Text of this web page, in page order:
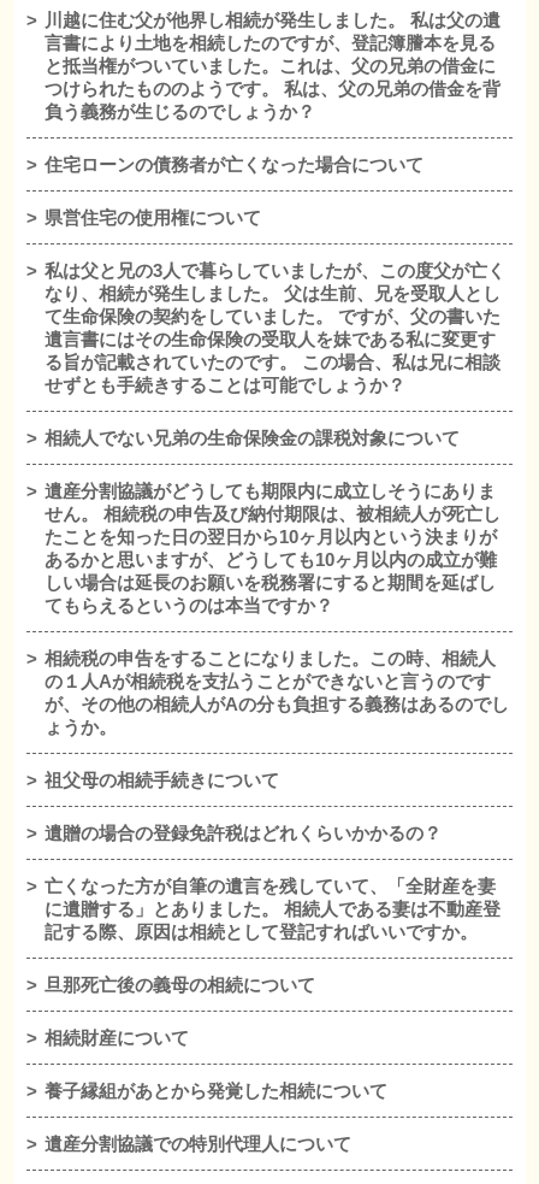
川越に住む父が他界し相続が発生しました。 私は父の遺
言書により土地を相続したのですが、登記簿謄本を見る
と抵当権がついていました。これは、父の兄弟の借金に
つけられたもののようです。 私は、父の兄弟の借金を背
負う義務が生じるのでしょうか？
住宅ローンの債務者が亡くなった場合について
県営住宅の使用権について
私は父と兄の3人で暮らしていましたが、この度父が亡く
なり、相続が発生しました。 父は生前、兄を受取人とし
て生命保険の契約をしていました。 ですが、父の書いた
遺言書にはその生命保険の受取人を妹である私に変更す
る旨が記載されていたのです。 この場合、私は兄に相談
せずとも手続きすることは可能でしょうか？
相続人でない兄弟の生命保険金の課税対象について
遺産分割協議がどうしても期限内に成立しそうにありま
せん。 相続税の申告及び納付期限は、被相続人が死亡し
たことを知った日の翌日から10ヶ月以内という決まりが
あるかと思いますが、どうしても10ヶ月以内の成立が難
しい場合は延長のお願いを税務署にすると期間を延ばし
てもらえるというのは本当ですか？
相続税の申告をすることになりました。この時、相続人
の１人Aが相続税を支払うことができないと言うのです
が、その他の相続人がAの分も負担する義務はあるのでし
ょうか。
祖父母の相続手続きについて
遺贈の場合の登録免許税はどれくらいかかるの？
亡くなった方が自筆の遺言を残していて、「全財産を妻
に遺贈する」とありました。 相続人である妻は不動産登
記する際、原因は相続として登記すればいいですか。
旦那死亡後の義母の相続について
相続財産について
養子縁組があとから発覚した相続について
遺産分割協議での特別代理人について